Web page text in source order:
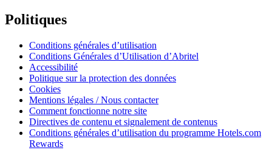
Politiques
Conditions générales d’utilisation
Conditions Générales d’Utilisation d’Abritel
Accessibilité
Politique sur la protection des données
Cookies
Mentions légales / Nous contacter
Comment fonctionne notre site
Directives de contenu et signalement de contenus
Conditions générales d’utilisation du programme Hotels.com
Rewards